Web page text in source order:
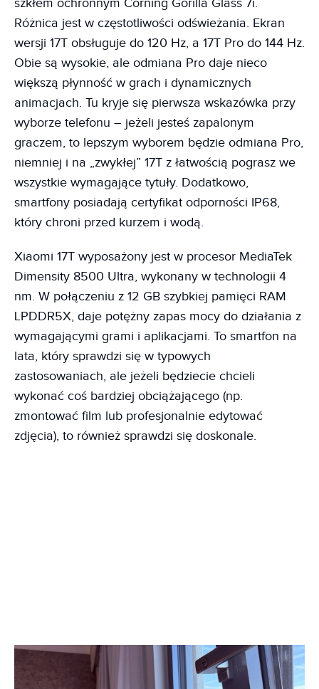
szkłem ochronnym Corning Gorilla Glass 7i.
Różnica jest w częstotliwości odświeżania. Ekran
wersji 17T obsługuje do 120 Hz, a 17T Pro do 144 Hz.
Obie są wysokie, ale odmiana Pro daje nieco
większą płynność w grach i dynamicznych
animacjach. Tu kryje się pierwsza wskazówka przy
wyborze telefonu – jeżeli jesteś zapalonym
graczem, to lepszym wyborem będzie odmiana Pro,
niemniej i na „zwykłej” 17T z łatwością pograsz we
wszystkie wymagające tytuły. Dodatkowo,
smartfony posiadają certyfikat odporności IP68,
który chroni przed kurzem i wodą.
Xiaomi 17T wyposażony jest w procesor MediaTek
Dimensity 8500 Ultra, wykonany w technologii 4
nm. W połączeniu z 12 GB szybkiej pamięci RAM
LPDDR5X, daje potężny zapas mocy do działania z
wymagającymi grami i aplikacjami. To smartfon na
lata, który sprawdzi się w typowych
zastosowaniach, ale jeżeli będziecie chcieli
wykonać coś bardziej obciążającego (np.
zmontować film lub profesjonalnie edytować
zdjęcia), to również sprawdzi się doskonale.